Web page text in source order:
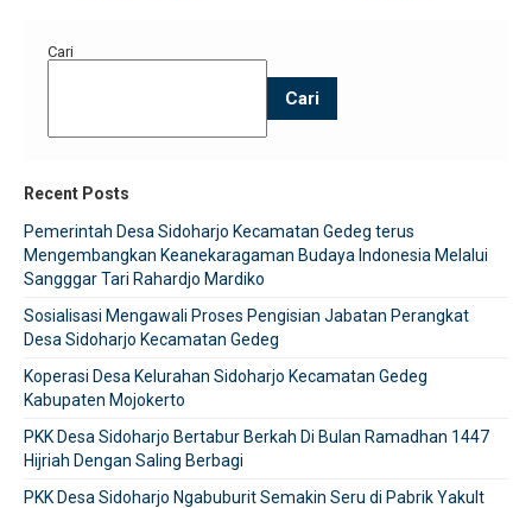
Cari
Cari
Recent Posts
Pemerintah Desa Sidoharjo Kecamatan Gedeg terus
Mengembangkan Keanekaragaman Budaya Indonesia Melalui
Sangggar Tari Rahardjo Mardiko
Sosialisasi Mengawali Proses Pengisian Jabatan Perangkat
Desa Sidoharjo Kecamatan Gedeg
Koperasi Desa Kelurahan Sidoharjo Kecamatan Gedeg
Kabupaten Mojokerto
PKK Desa Sidoharjo Bertabur Berkah Di Bulan Ramadhan 1447
Hijriah Dengan Saling Berbagi
PKK Desa Sidoharjo Ngabuburit Semakin Seru di Pabrik Yakult